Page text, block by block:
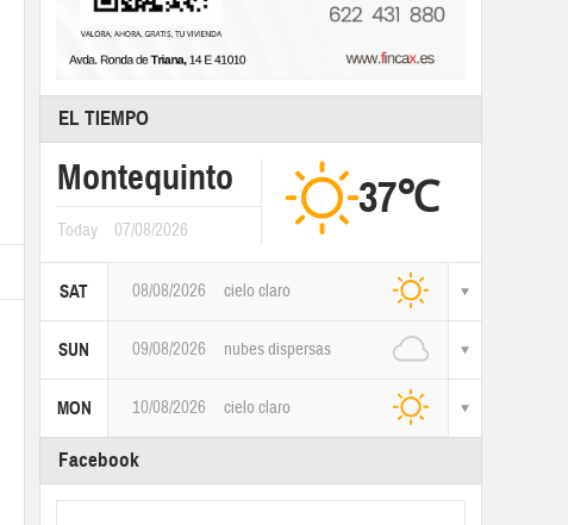
EL TIEMPO
Montequinto
Today 07/08/2026
37℃
SAT 08/08/2026 cielo claro
SUN 09/08/2026 nubes dispersas
MON 10/08/2026 cielo claro
Facebook